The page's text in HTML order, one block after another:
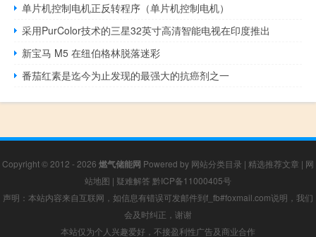
单片机控制电机正反转程序（单片机控制电机）
采用PurColor技术的三星32英寸高清智能电视在印度推出
新宝马 M5 在纽伯格林脱落迷彩
番茄红素是迄今为止发现的最强大的抗癌剂之一
Copyright © 2012 - 2026 燃气储能网 Powered by 网站分类目录 | 精选推荐文章 | 网
站地图 | 疑难解答 黔ICP备11000405号
声明：本站内容来自互联网，如信息有错误可发邮件到f_fb#foxmail.com说明，我们
会及时纠正，谢谢
本站仅为个人兴趣爱好，不接盈利性广告及商业合作